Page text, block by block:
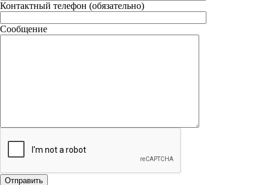
Контактный телефон (обязательно)
Сообщение